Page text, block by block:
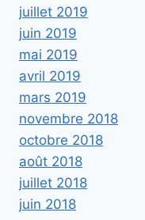
juillet 2019
juin 2019
mai 2019
avril 2019
mars 2019
novembre 2018
octobre 2018
août 2018
juillet 2018
juin 2018